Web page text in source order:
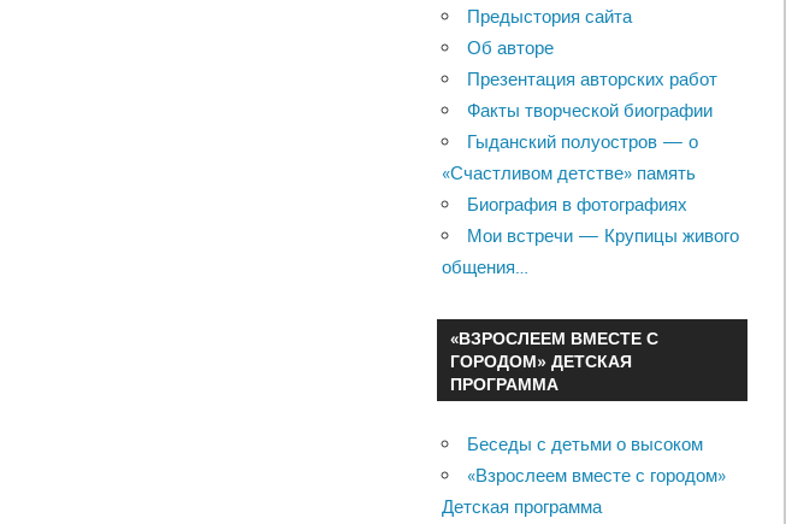
Предыстория сайта
Об авторе
Презентация авторских работ
Факты творческой биографии
Гыданский полуостров — о
«Счастливом детстве» память
Биография в фотографиях
Мои встречи — Крупицы живого
общения…
«ВЗРОСЛЕЕМ ВМЕСТЕ С
ГОРОДОМ» ДЕТСКАЯ
ПРОГРАММА
Беседы с детьми о высоком
«Взрослеем вместе с городом»
Детская программа